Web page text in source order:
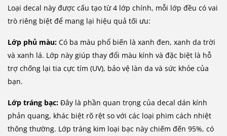
Loại decal này được cấu tạo từ 4 lớp chính, mỗi lớp đều có vai
trò riêng biệt để mang lại hiệu quả tối ưu:
Lớp phủ màu: Có ba màu phổ biến là xanh đen, xanh da trời
và xanh lá. Lớp này giúp thay đổi màu kính và đặc biệt là hỗ
trợ chống lại tia cực tím (UV), bảo vệ làn da và sức khỏe của
bạn.
Lớp tráng bạc: Đây là phần quan trọng của decal dán kính
phản quang, khác biệt rõ rệt so với các loại phim cách nhiệt
thông thường. Lớp tráng kim loại bạc này chiếm đến 95%, có